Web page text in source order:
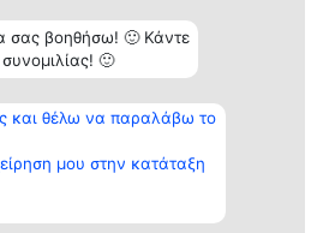
σας βοηθήσω! 🙂 Κάντε
🙂
και θέλω να παραλάβω το
μου στην κατάταξη
Κατάταξη
Διακριθέντες
των
διακριθέντων
προϋποθέσεις
Επικοινωνία
Επικοινωνία